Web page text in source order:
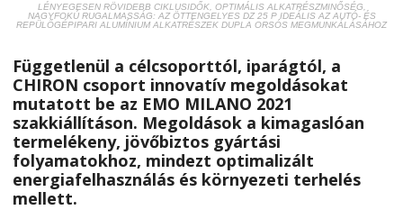
LÉNYEGESEN RÖVIDEBB CIKLUSIDŐK, OPTIMÁLIS ALKATRÉSZMINŐSÉG,
NAGYFOKÚ RUGALMASSÁG: AZ ÖTTENGELYES DZ 25 P IDEÁLIS AZ AUTÓ- ÉS
REPÜLŐGÉPIPARI ALUMÍNIUM ALKATRÉSZEK DUPLA ORSÓS MEGMUNKÁLÁSÁHOZ
Függetlenül a célcsoporttól, iparágtól, a
CHIRON csoport innovatív megoldásokat
mutatott be az EMO MILANO 2021
szakkiállításon. Megoldások a kimagaslóan
termelékeny, jövőbiztos gyártási
folyamatokhoz, mindezt optimalizált
energiafelhasználás és környezeti terhelés
mellett.